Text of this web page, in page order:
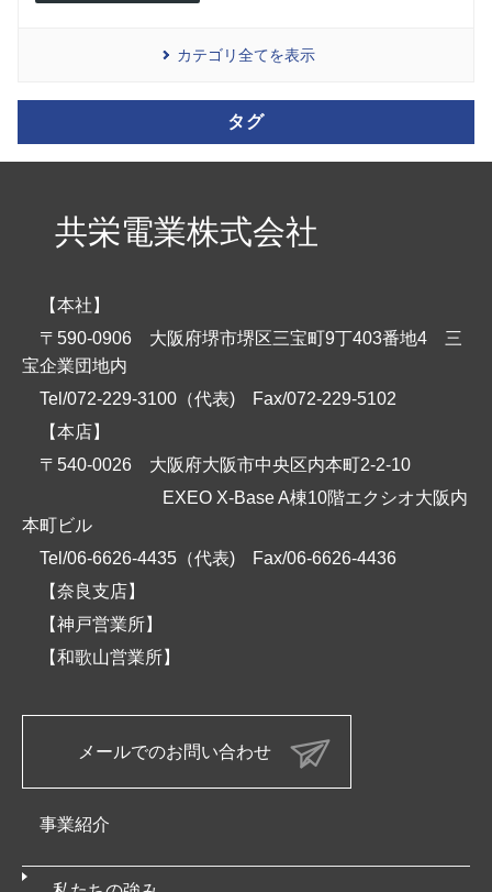
カテゴリ全てを表示
タグ
共栄電業株式会社
【本社】
〒590-0906 大阪府堺市堺区三宝町9丁403番地4 三
宝企業団地内
Tel/072-229-3100（代表)
Fax/072-229-5102
【本店】
〒540-0026 大阪府大阪市中央区内本町2-2-10
EXEO X-Base A棟10階エクシオ大阪内
本町ビル
Tel/06-6626-4435（代表)
Fax/06-6626-4436
【奈良支店】
【神戸営業所】
【和歌山営業所】
メールでのお問い合わせ
事業紹介